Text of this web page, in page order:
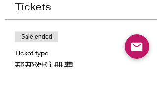
Tickets
Sale ended
Ticket type
帮帮滑注册费